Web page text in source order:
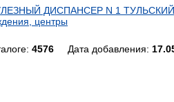
ДИСПАНСЕР N 1
центры
4576 Дата добавления: